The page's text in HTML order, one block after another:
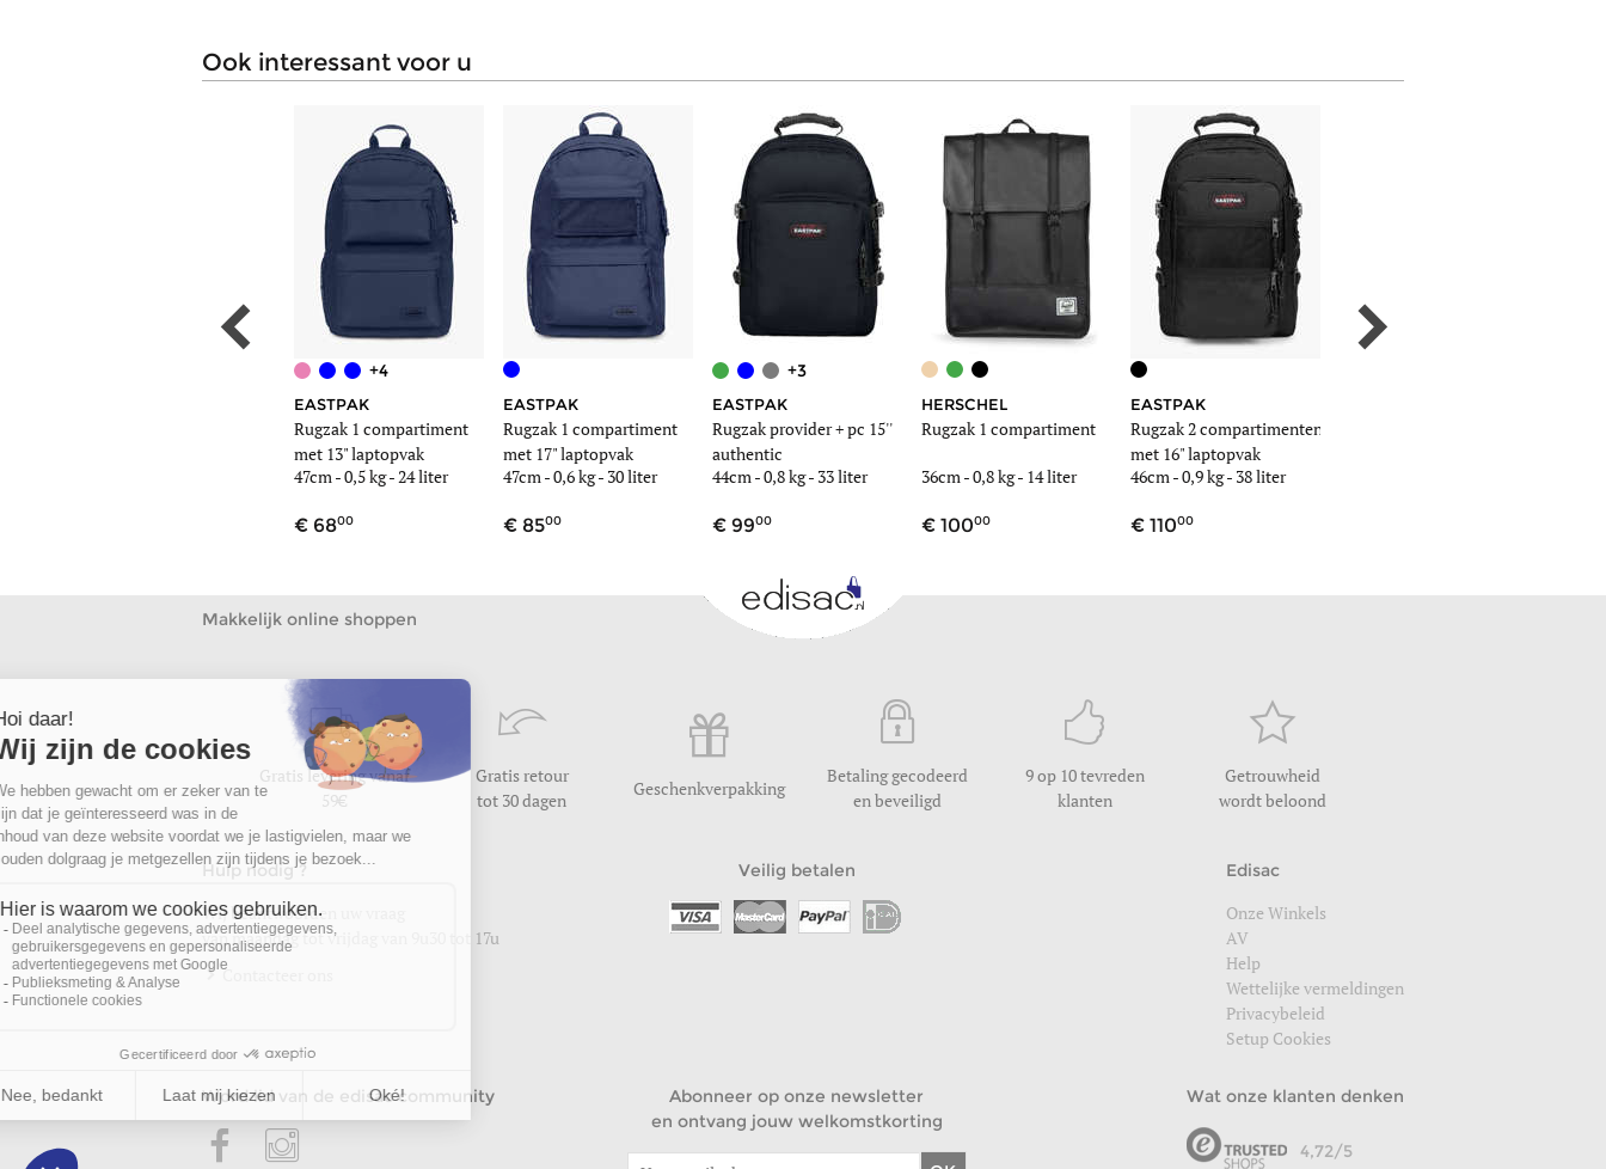
ook interessant voor u
+4
EASTPAK
Rugzak 1 compartiment
met 13" laptopvak
47cm -0,5 kg- 24 liter
6800
EASTPAK
Rugzak 1 compartiment
met 17" laptopvak
47cm -0,6 kg- 30 liter
8500
+3
EASTPAK
Rugzak provider + pc 15''
authentic
44cm -0,8 kg- 33 liter
9900
HERSCHEL
Rugzak 1 compartiment
36cm -0,8 kg- 14 liter
10000
EASTPAK
Rugzak 2 compartimenten
met 16" laptopvak
46cm -0,9 kg- 38 liter
11000
Makkelijk online shoppen
Gratis levering vanaf
59
Gratis retour
tot 30 dagen
Geschenkverpakking
Betaling gecodeerd
en beveiligd
9 op 10 tevreden
klanten
Getrouwheid
wordt beloond
Hulp nodig ?
Wij beantwoorden uw vraag
van maandag tot vrijdag van 9u30 tot 17u
Contacteer ons
Veilig betalen Edisac
Onze Winkels
AV
Help
Wettelijke vermeldingen
Privacybeleid
Setup Cookies
Word lid van de edisac community
Abonneer op onze newsletter
en ontvang jouw welkomstkorting
Wat onze klanten denken
4,72/5